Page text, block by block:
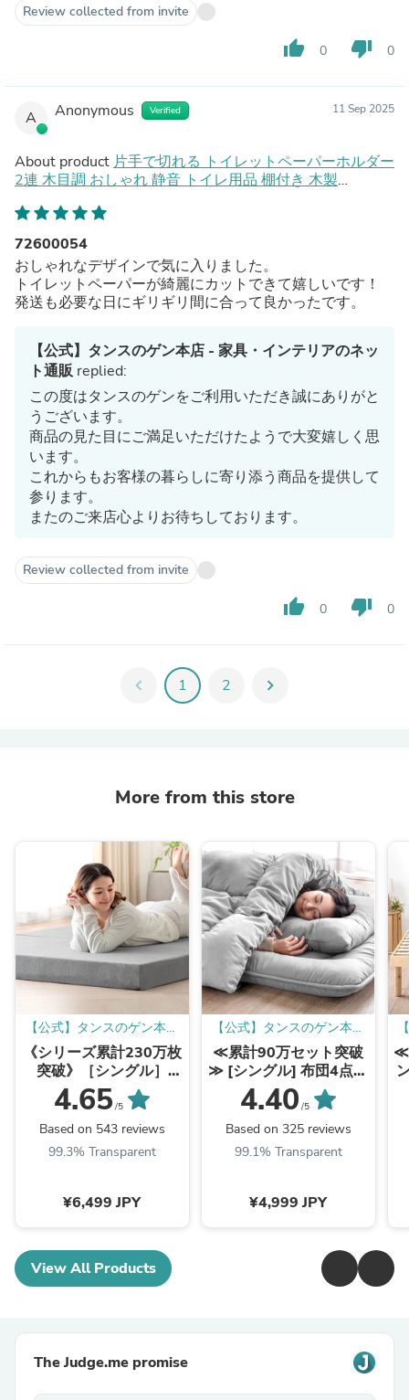
Review collected from invite
thumb_up 0 thumb_down 0
A Anonymous Verified 11 Sep 2025
About product 片手で切れる トイレットペーパーホルダー
2連 木目調 おしゃれ 静音 トイレ用品 棚付き 木製
72600054
おしゃれなデザインで気に入りました。
トイレットペーパーが綺麗にカットできて嬉しいです！
発送も必要な日にギリギリ間に合って良かったです。
【公式】タンスのゲン本店 - 家具・インテリアのネッ
ト通販replied:
この度はタンスのゲンをご利用いただき誠にありがと
うございます。
商品の見た目にご満足いただけたようで大変嬉しく思
います。
これからもお客様の暮らしに寄り添う商品を提供して
参ります。
またのご来店心よりお待ちしております。
Review collected from invite
thumb_up 0 thumb_down 0
chevron_left 1 2 chevron_right
More from this store
【公式】タンスのゲン本店
- 家具・インテリアのネッ
ト通販
《シリーズ累計230万枚
突破》［シングル］
「純」高反発(R) マット
レス 3つ折りタイプ 厚
み10cm 全部洗える 折
りたたみ エコテックス
三つ折り 高反発マット
4.65/5
Based on 543 reviews
99.3% Transparent
¥6,499 JPY
【公式】タンスのゲン本店
- 家具・インテリアのネッ
ト通販
≪累計90万セット突破
≫ [シングル] 布団4点セ
ット 固綿入り 増量
1.5kg 洗える 抗菌 防臭
防カビ 〔61140237〕
4.40 /5
Based on 325 reviews
99.1% Transparent
¥4,999 JPY
-
≪
View All Products
The Judge.me promise